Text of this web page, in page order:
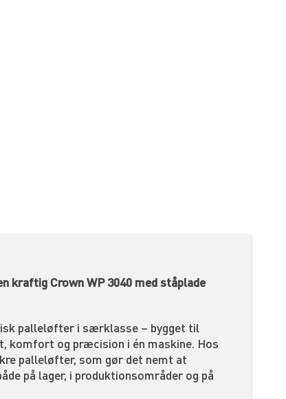
kraftig Crown WP 3040 med ståplade
palleløfter i særklasse – bygget til
komfort og præcision i én maskine. Hos
palleløfter, som gør det nemt at
på lager, i produktionsområder og på